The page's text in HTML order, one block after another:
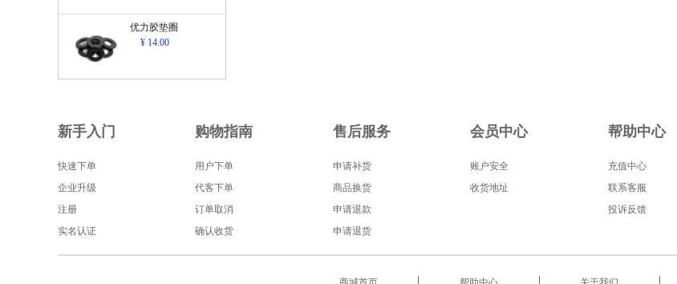
优力胶垫圈
¥ 14.00
新手入门
快速下单
企业升级
注册
实名认证
购物指南
用户下单
代客下单
订单取消
确认收货
售后服务
申请补货
商品换货
申请退款
申请退货
会员中心
账户安全
收货地址
帮助中心
充值中心
联系客服
投诉反馈